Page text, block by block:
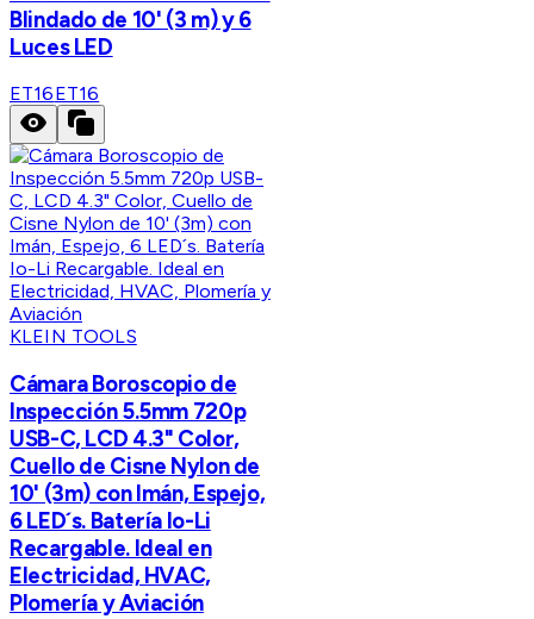
Blindado de 10' (3 m) y 6
Luces LED
ET16ET16
KLEIN TOOLS
Cámara Boroscopio de
Inspección 5.5mm 720p
USB-C, LCD 4.3" Color,
Cuello de Cisne Nylon de
10' (3m) con Imán, Espejo,
6 LED´s. Batería Io-Li
Recargable. Ideal en
Electricidad, HVAC,
Plomería y Aviación